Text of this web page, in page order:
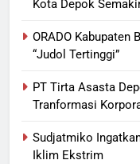
Kota Depok
ORADO Kabupaten
“Judol Tertinggi”
PT Tirta Asasta
Tranformasi
Sudjatmiko
Iklim Ekstrim